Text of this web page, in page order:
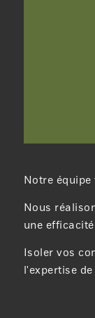
Notre
Nous
une
Isoler vos
l'expertise